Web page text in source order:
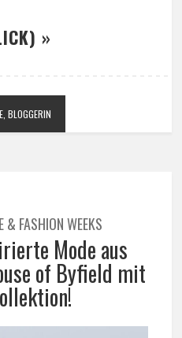
»
BLOGGERIN
& FASHION WEEKS
Mode aus
of Byfield mit